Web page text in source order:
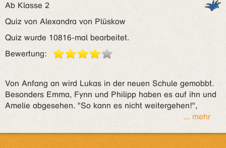
Ab Klasse 2
Quiz von Alexandra von Plüskow
Quiz wurde 10816-mal bearbeitet.
Bewertung:
Von Anfang an wird Lukas in der neuen Schule gemobbt.
Besonders Emma, Fynn und Philipp haben es auf ihn und
Amelie abgesehen. "So kann es nicht weitergehen!",
... mehr